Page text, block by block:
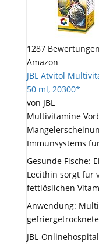
1287 Bewertungen
Amazon
JBL Atvitol
50 ml, 20300*
von JBL
Multivitamine
Immunsystems
Gesunde Fische:
Lecithin sorgt für
fettlöslichen
Anwendung:
JBL-